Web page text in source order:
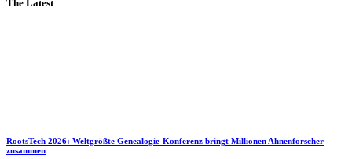
The Latest
RootsTech 2026: Weltgrößte Genealogie-Konferenz bringt Millionen Ahnenforscher
zusammen